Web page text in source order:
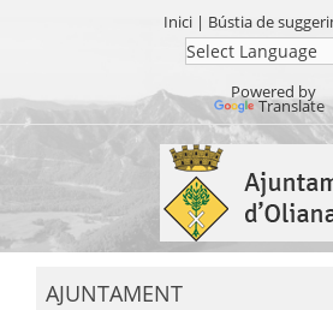
Inici | Bústia de
Powered by
Translate
contingut.
Salta
AJUNTAMENT